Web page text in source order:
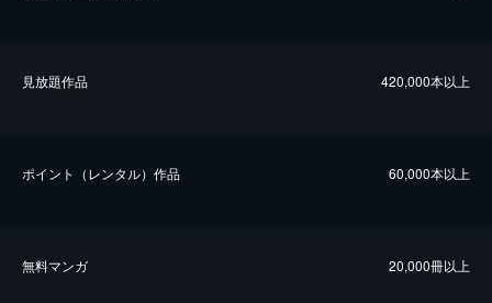
⾒放題作品 420,000本以上
ポイント（レンタル）作品 60,000本以上
無料マンガ 20,000冊以上